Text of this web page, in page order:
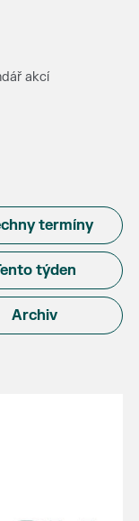
akcí
termíny
týden
Archiv